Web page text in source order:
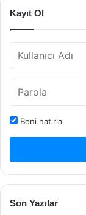
Kayıt Ol
Beni hatırla
Son Yazılar